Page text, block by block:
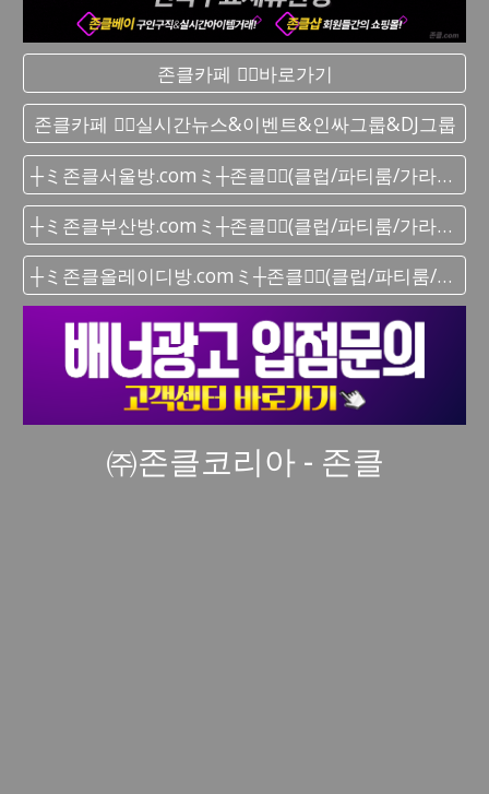
존클카페 ❤️‍🔥바로가기
존클카페 ❤️‍🔥실시간 뉴스&이벤트&인싸그룹&DJ그룹
┼ミ존클서울방.comミ┼존클❤️‍🔥(클럽/파티룸/가라오케) - 단톡방
┼ミ존클부산방.comミ┼존클❤️‍🔥(클럽/파티룸/가라오케) - 단톡방
┼ミ존클올레이디방.comミ┼존클❤️‍🔥(클럽/파티룸/가라오케) - 단톡방
㈜존클코리아 - 존클